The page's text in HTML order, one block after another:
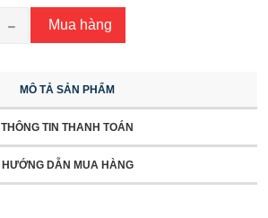
Mua hàng
MÔ TẢ SẢN PHẨM
THÔNG TIN THANH TOÁN
HƯỚNG DẪN MUA HÀNG